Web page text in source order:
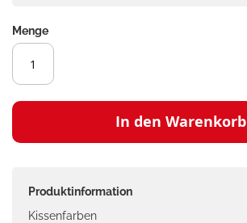
Menge
In den Warenkorb
Produktinformation
Kissenfarben